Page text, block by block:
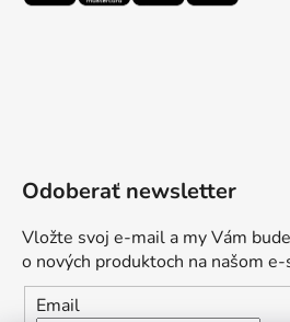
Odoberať newsletter
Vložte svoj e-mail a my Vám
o nových produktoch na našom e-
Email